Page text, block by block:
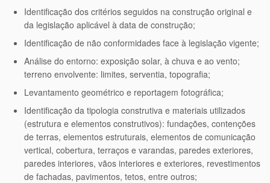
Identificação dos critérios seguidos na construção original e
da legislação aplicável à data de construção;
Identificação de não conformidades face à legislação vigente;
Análise do entorno: exposição solar, à chuva e ao vento;
terreno envolvente: limites, serventia, topografia;
Levantamento geométrico e reportagem fotográfica;
Identificação da tipologia construtiva e materiais utilizados
(estrutura e elementos construtivos): fundações, contenções
de terras, elementos estruturais, elementos de comunicação
vertical, cobertura, terraços e varandas, paredes exteriores,
paredes interiores, vãos interiores e exteriores, revestimentos
de fachadas, pavimentos, tetos, entre outros;